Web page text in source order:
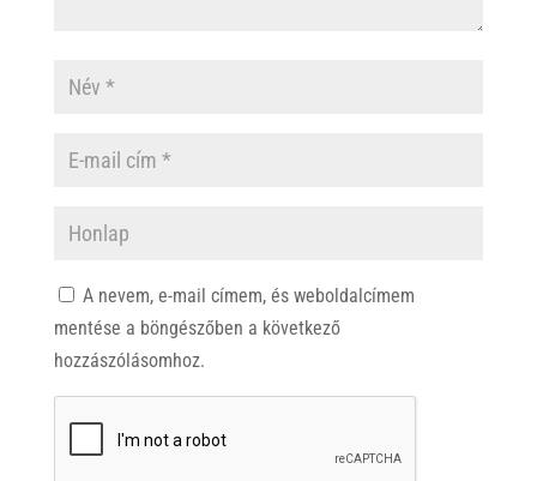
A nevem, e-mail címem, és weboldalcímem
mentése a böngészőben a következő
hozzászólásomhoz.